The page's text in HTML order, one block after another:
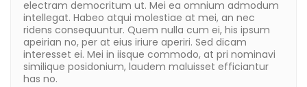
electram democritum ut. Mei ea omnium admodum
intellegat. Habeo atqui molestiae at mei, an nec
ridens consequuntur. Quem nulla cum ei, his ipsum
apeirian no, per at eius iriure aperiri. Sed dicam
interesset ei. Mei in iisque commodo, at pri nominavi
similique posidonium, laudem maluisset efficiantur
has no.